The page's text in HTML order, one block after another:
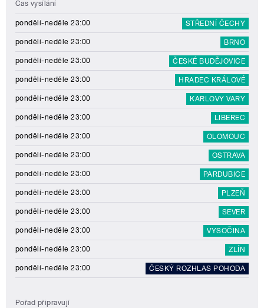
Čas vysílání
pondělí-neděle 23:00 STŘEDNÍ ČECHY
pondělí-neděle 23:00 BRNO
pondělí-neděle 23:00 ČESKÉ BUDĚJOVICE
pondělí-neděle 23:00 HRADEC KRÁLOVÉ
pondělí-neděle 23:00 KARLOVY VARY
pondělí-neděle 23:00 LIBEREC
pondělí-neděle 23:00 OLOMOUC
pondělí-neděle 23:00 OSTRAVA
pondělí-neděle 23:00 PARDUBICE
pondělí-neděle 23:00 PLZEŇ
pondělí-neděle 23:00 SEVER
pondělí-neděle 23:00 VYSOČINA
pondělí-neděle 23:00 ZLÍN
pondělí-neděle 23:00 ČESKÝ ROZHLAS POHODA
Pořad připravují